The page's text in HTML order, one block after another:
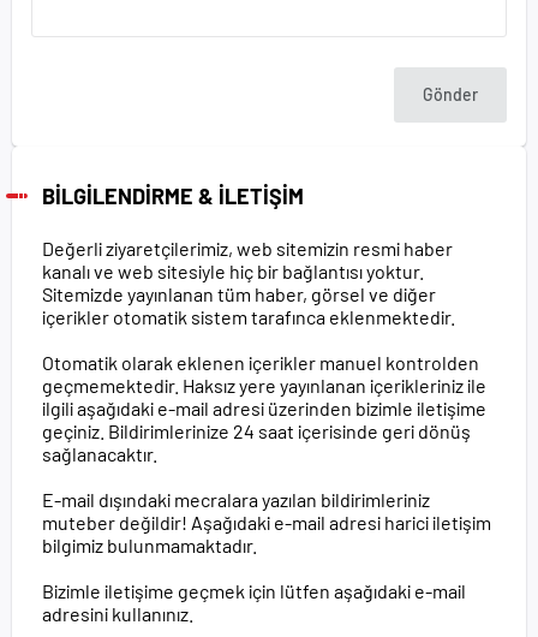
BİLGİLENDİRME & İLETİŞİM
Değerli ziyaretçilerimiz, web sitemizin resmi haber
kanalı ve web sitesiyle hiç bir bağlantısı yoktur.
Sitemizde yayınlanan tüm haber, görsel ve diğer
içerikler otomatik sistem tarafınca eklenmektedir.
Otomatik olarak eklenen içerikler manuel kontrolden
geçmemektedir. Haksız yere yayınlanan içerikleriniz ile
ilgili aşağıdaki e-mail adresi üzerinden bizimle iletişime
geçiniz. Bildirimlerinize 24 saat içerisinde geri dönüş
sağlanacaktır.
E-mail dışındaki mecralara yazılan bildirimleriniz
muteber değildir! Aşağıdaki e-mail adresi harici iletişim
bilgimiz bulunmamaktadır.
Bizimle iletişime geçmek için lütfen aşağıdaki e-mail
adresini kullanınız.